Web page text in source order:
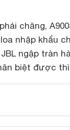
chăng,
nhập khẩu
ngập tràn
biệt được